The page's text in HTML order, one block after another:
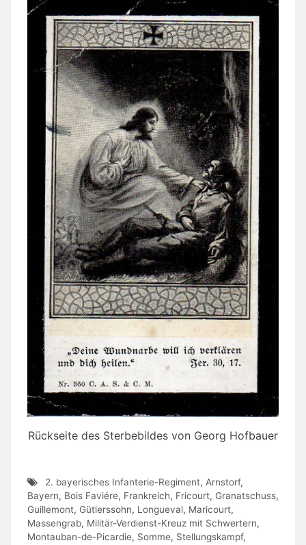
Rückseite des Sterbebildes von Georg Hofbauer
2. bayerisches Infanterie-Regiment, Arnstorf,
Bayern, Bois Faviére, Frankreich, Fricourt, Granatschuss,
Guillemont, Gütlerssohn, Longueval, Maricourt,
Massengrab, Militär-Verdienst-Kreuz mit Schwertern,
Montauban-de-Picardie, Somme, Stellungskampf,